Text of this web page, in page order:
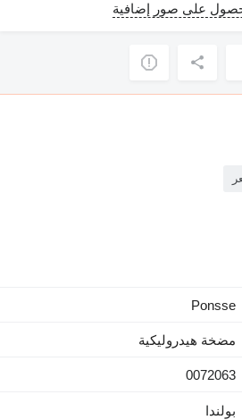
على صور إضافية
Ponsse
مضخة هيدروليكية
0072063
بولندا